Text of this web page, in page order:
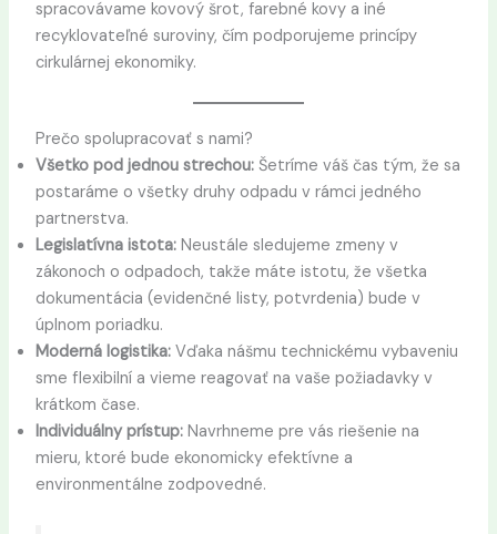
spracovávame kovový šrot, farebné kovy a iné
recyklovateľné suroviny, čím podporujeme princípy
cirkulárnej ekonomiky.
Prečo spolupracovať s nami?
Všetko pod jednou strechou:Šetríme váš čas tým, že sa
postaráme o všetky druhy odpadu v rámci jedného
partnerstva.
Legislatívna istota:Neustále sledujeme zmeny v
zákonoch o odpadoch, takže máte istotu, že všetka
dokumentácia (evidenčné listy, potvrdenia) bude v
úplnom poriadku.
Moderná logistika:Vďaka nášmu technickému vybaveniu
sme flexibilní a vieme reagovať na vaše požiadavky v
krátkom čase.
Individuálny prístup:Navrhneme pre vás riešenie na
mieru, ktoré bude ekonomicky efektívne a
environmentálne zodpovedné.